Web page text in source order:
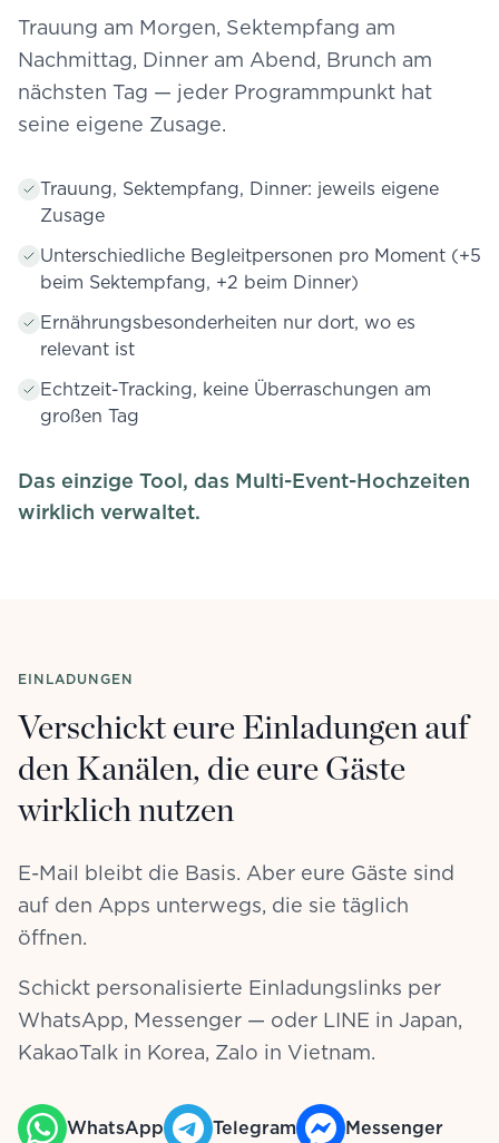
Trauung am Morgen, Sektempfang am
Nachmittag, Dinner am Abend, Brunch am
nächsten Tag — jeder Programmpunkt hat
seine eigene Zusage.
Trauung, Sektempfang, Dinner: jeweils eigene
Zusage
Unterschiedliche Begleitpersonen pro Moment (+5
beim Sektempfang, +2 beim Dinner)
Ernährungsbesonderheiten nur dort, wo es
relevant ist
Echtzeit-Tracking, keine Überraschungen am
großen Tag
Das einzige Tool, das Multi-Event-Hochzeiten
wirklich verwaltet.
EINLADUNGEN
Verschickt eure Einladungen auf
den Kanälen, die eure Gäste
wirklich nutzen
E-Mail bleibt die Basis. Aber eure Gäste sind
auf den Apps unterwegs, die sie täglich
öffnen.
Schickt personalisierte Einladungslinks per
WhatsApp, Messenger — oder LINE in Japan,
KakaoTalk in Korea, Zalo in Vietnam.
WhatsApp Telegram Messenger